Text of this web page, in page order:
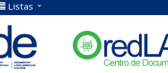
Listas